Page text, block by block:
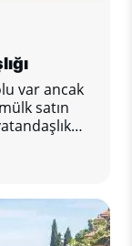
var ancak
satın